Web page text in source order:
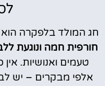
חג המולד בלפקרה
חורפית חמה ונוגעת
טעמים ואנושיות.
אלפי מבקרים – יש